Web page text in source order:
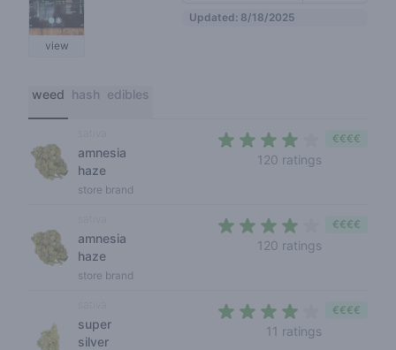
view
Updated: 8/18/2025
weed hash edibles
amnesia
haze
store brand
120 ratings
€€€€
amnesia
haze
store brand
120 ratings
€€€€
super
silver
11 ratings
€€€€